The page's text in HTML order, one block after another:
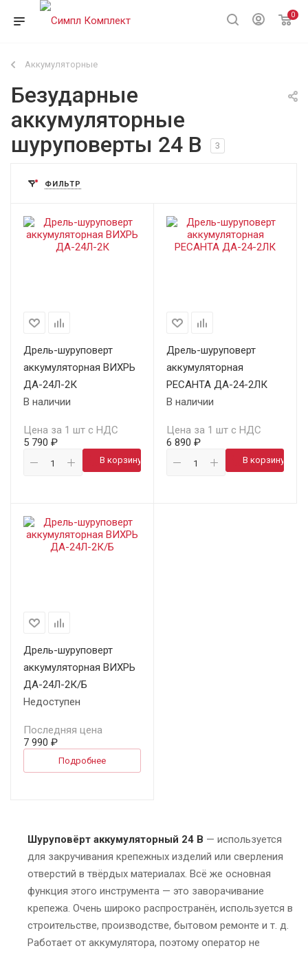
0
Аккумуляторные
Безударные
аккумуляторные
шуруповерты 24 В
3
ФИЛЬТР
Дрель-шуруповерт
аккумуляторная ВИХРЬ
ДА-24Л-2К
В наличии
Цена за 1 шт с НДС
5 790 ₽
В корзину
Дрель-шуруповерт
аккумуляторная
РЕСАНТА ДА-24-2ЛК
В наличии
Цена за 1 шт с НДС
6 890 ₽
В корзину
Дрель-шуруповерт
аккумуляторная ВИХРЬ
ДА-24Л-2К/Б
Недоступен
Последняя цена
7 990 ₽
Подробнее
Шуруповёрт аккумуляторный 24 В — используется
для закручивания крепежных изделий или сверления
отверстий в твёрдых материалах. Всё же основная
функция этого инструмента — это заворачивание
крепежа. Очень широко распространён, используется в
строительстве, производстве, бытовом ремонте и т. д.
Работает от аккумулятора, поэтому оператор не